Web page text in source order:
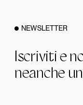
NEWSLETTER
Iscriviti e
neanche